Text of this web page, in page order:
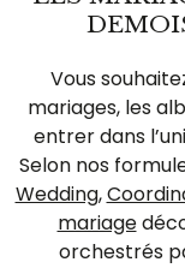
Vous
mariages, les
entrer dans
Selon nos
Wedding,
mariage
orchestrés